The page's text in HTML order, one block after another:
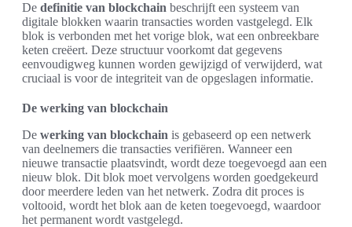
De definitie van blockchain beschrijft een systeem van
digitale blokken waarin transacties worden vastgelegd. Elk
blok is verbonden met het vorige blok, wat een onbreekbare
keten creëert. Deze structuur voorkomt dat gegevens
eenvoudigweg kunnen worden gewijzigd of verwijderd, wat
cruciaal is voor de integriteit van de opgeslagen informatie.
De werking van blockchain
De werking van blockchain is gebaseerd op een netwerk
van deelnemers die transacties verifiëren. Wanneer een
nieuwe transactie plaatsvindt, wordt deze toegevoegd aan een
nieuw blok. Dit blok moet vervolgens worden goedgekeurd
door meerdere leden van het netwerk. Zodra dit proces is
voltooid, wordt het blok aan de keten toegevoegd, waardoor
het permanent wordt vastgelegd.